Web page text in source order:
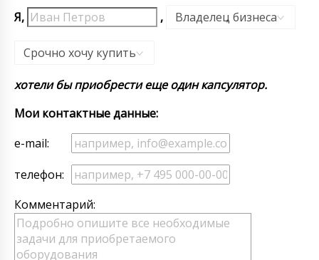
Я, , Владелец бизнеса
,
Срочно хочу купить
хотели бы приобрести еще один капсулятор.
Мои контактные данные:
e-mail:
телефон:
Комментарий: